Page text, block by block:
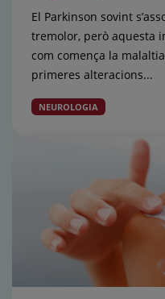
El Parkinson sovint
tremolor, però aquesta
com comença la
primeres alteracions...
NEUROLOGIA